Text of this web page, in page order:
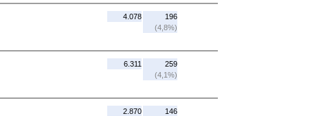
4.078
196
(4,8%)
6.311
259
(4,1%)
2.870
146